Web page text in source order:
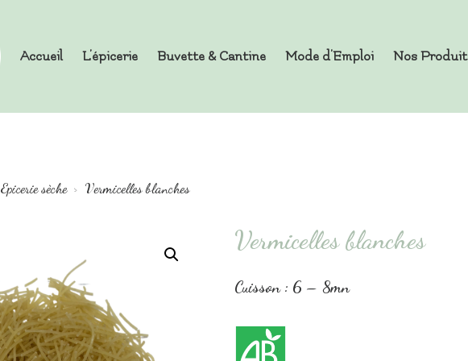
Accueil L’épicerie Buvette & Cantine Mode d’Emploi Nos
Epicerie sèche Vermicelles blanches
Vermicelles blanches
Cuisson : 6 – 8mn